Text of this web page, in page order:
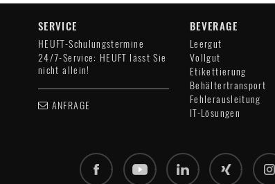
SERVICE
HEUFT-Schulungstermine
24/7-Service: HEUFT lässt Sie
nicht allein!
ANFRAGE
BEVERAGE
Leergut
Vollgut
Etikettierung
Behältertransport
Fehlerausleitung
IT-Lösungen